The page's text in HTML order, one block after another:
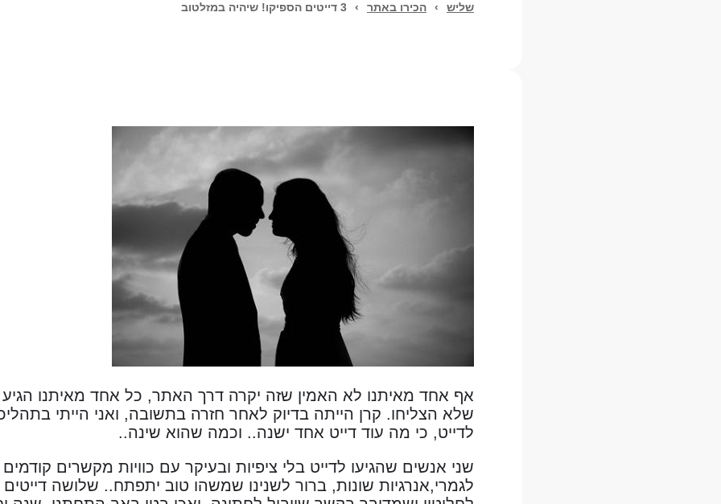
שליש › הכירו באתר › 3 דייטים הספיקו! שיהיה במזלטוב
אף אחד מאיתנו לא האמין שזה יקרה דרך האתר, כל אחד מאיתנו
שלא הצליחו. קרן הייתה בדיוק לאחר חזרה בתשובה, ואני הייתי
לדייט, כי מה עוד דייט אחד ישנה.. וכמה שהוא שינה..
שני אנשים שהגיעו לדייט בלי ציפיות ובעיקר עם כוויות מקשרים
לגמרי,אנרגיות שונות, ברור לשנינו שמשהו טוב יתפתח.. שלושה